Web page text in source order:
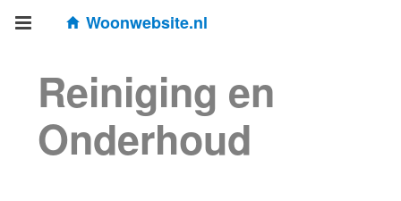
Woonwebsite.nl
Reiniging en
Onderhoud